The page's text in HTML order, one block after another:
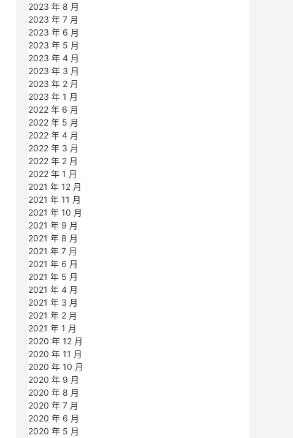
2023 年 8 月
2023 年 7 月
2023 年 6 月
2023 年 5 月
2023 年 4 月
2023 年 3 月
2023 年 2 月
2023 年 1 月
2022 年 6 月
2022 年 5 月
2022 年 4 月
2022 年 3 月
2022 年 2 月
2022 年 1 月
2021 年 12 月
2021 年 11 月
2021 年 10 月
2021 年 9 月
2021 年 8 月
2021 年 7 月
2021 年 6 月
2021 年 5 月
2021 年 4 月
2021 年 3 月
2021 年 2 月
2021 年 1 月
2020 年 12 月
2020 年 11 月
2020 年 10 月
2020 年 9 月
2020 年 8 月
2020 年 7 月
2020 年 6 月
2020 年 5 月